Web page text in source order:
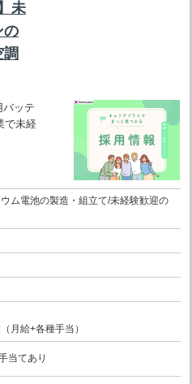
未
の
ッテ
で未経
ム電池の製造・組立て/未経験歓迎の
月給+各種手当）
当てあり